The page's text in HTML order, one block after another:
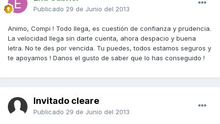
Publicado 29 de Junio del 2013
Animo, Compi ! Todo llega, es cuestión de confianza y prudencia.
La velocidad llega sin darte cuenta, ahora despacio y buena
letra. No te des por vencida. Tu puedes, todos estamos seguros y
te apoyamos ! Danos el gusto de saber que lo has conseguido !
Invitado cleare
Publicado 29 de Junio del 2013